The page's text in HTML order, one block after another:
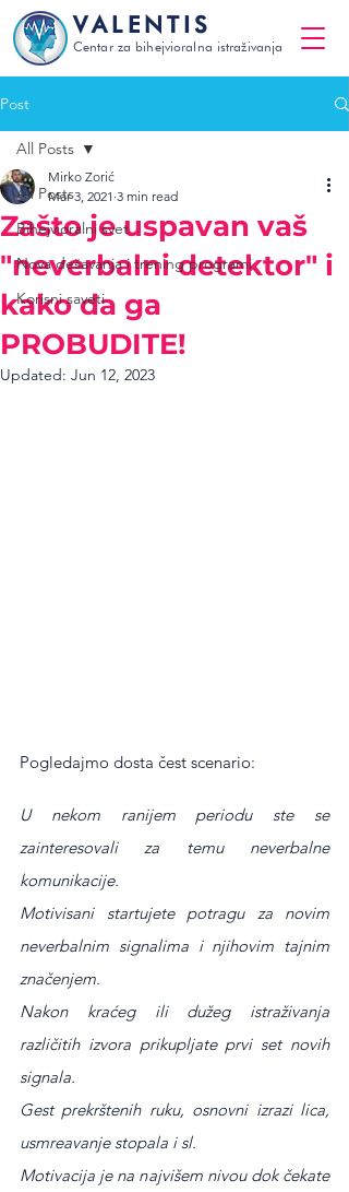
VALENTIS
Centar za bihejvioralna istraživanja
Post
All Posts
Bihejvioralni svet
Nova dešavanja i trening programi
Korisni saveti
All Posts
Zašto je uspavan vaš
"neverbalni detektor" i
kako da ga
PROBUDITE!
Mirko Zorić
Mar 3, 2021 3 min read
Updated: Jun 12, 2023
Pogledajmo dosta čest scenario:
U nekom ranijem periodu ste se
zainteresovali za temu neverbalne
komunikacije.
Motivisani startujete potragu za novim
neverbalnim signalima i njihovim tajnim
značenjem.
Nakon kraćeg ili dužeg istraživanja
različitih izvora prikupljate prvi set novih
signala.
Gest prekrštenih ruku, osnovni izrazi lica,
usmreavanje stopala i sl.
Motivacija je na najvišem nivou dok čekate